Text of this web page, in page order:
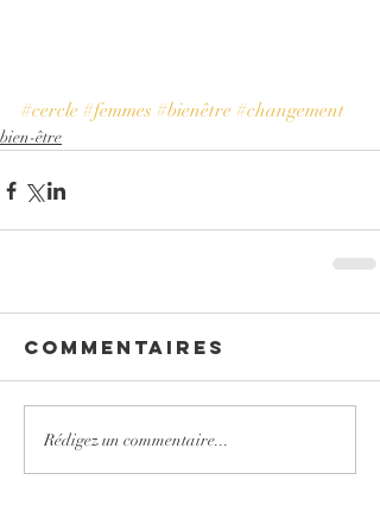
#cercle #femmes #bienêtre #changement
bien-être
Commentaires
Rédigez un commentaire...